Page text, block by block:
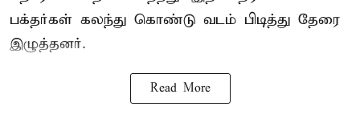
பக்தர்கள் கலந்து கொண்டு வடம் பிடித்து தேரை
இழுத்தனர்.
Read More